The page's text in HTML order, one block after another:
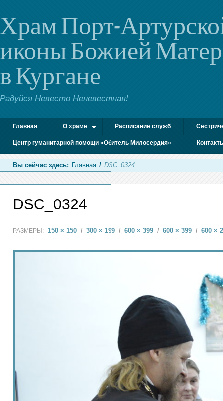
Храм Порт-
иконы Божией
в Кургане
Радуйся Невесто Неневестная!
Главная О храме Расписание служб
Центр гуманитарной помощи «Обитель Милосердия»
Вы сейчас здесь: Главная / DSC_0324
DSC_0324
РАЗМЕРЫ: 150 × 150 / 300 × 199 / 600 × 399 / 600 × 399 / 600 ×